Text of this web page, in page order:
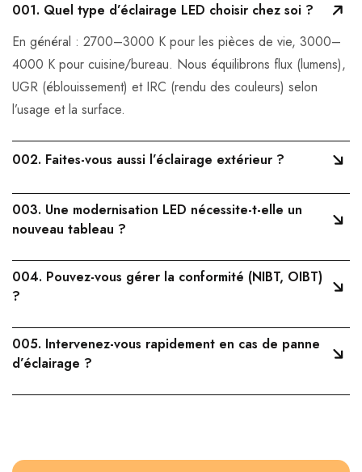
001. Quel type d’éclairage LED choisir chez soi ?
En général : 2700–3000 K pour les pièces de vie, 3000–
4000 K pour cuisine/bureau. Nous équilibrons flux (lumens),
UGR (éblouissement) et IRC (rendu des couleurs) selon
l’usage et la surface.
002. Faites-vous aussi l’éclairage extérieur ?
003. Une modernisation LED nécessite-t-elle un
nouveau tableau ?
004. Pouvez-vous gérer la conformité (NIBT, OIBT)
?
005. Intervenez-vous rapidement en cas de panne
d’éclairage ?